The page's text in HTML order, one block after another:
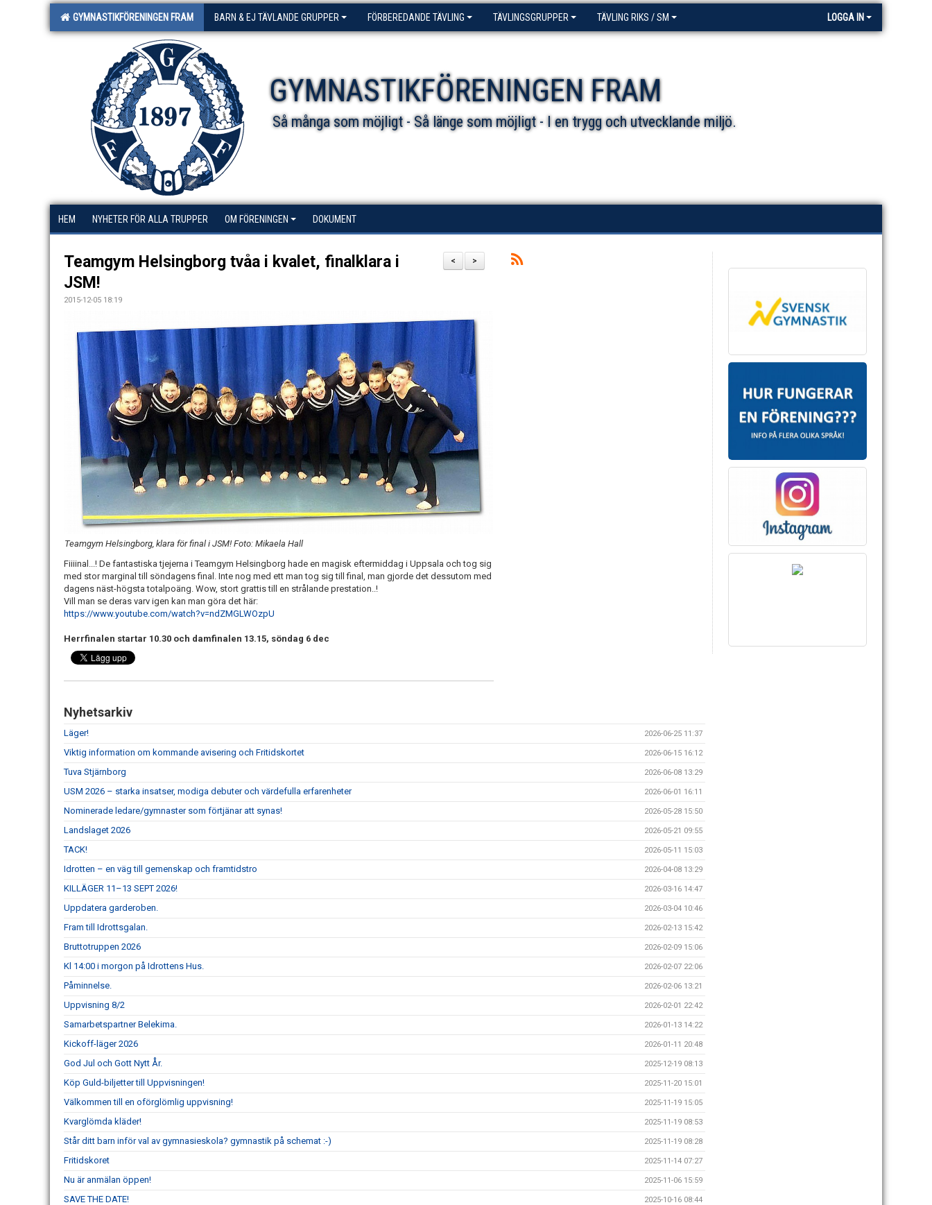
GYMNASTIKFÖRENINGEN FRAM BARN & EJ TÄVLANDE GRUPPER FÖRBEREDANDE TÄVLING TÄVLINGSGRUPPER TÄVLING RIKS / SM LOGGA IN
GYMNASTIKFÖRENINGEN FRAM
Så många som möjligt - Så länge som möjligt - I en trygg och utvecklande miljö.
HEM NYHETER FÖR ALLA TRUPPER OM FÖRENINGEN DOKUMENT
>
<
Teamgym Helsingborg tvåa i kvalet, finalklara i
JSM!
2015-12-05 18:19
Teamgym Helsingborg, klara för final i JSM! Foto: Mikaela Hall
Fiiiinal...! De fantastiska tjejerna i Teamgym Helsingborg hade en magisk eftermiddag i Uppsala och tog sig
med stor marginal till söndagens final. Inte nog med ett man tog sig till final, man gjorde det dessutom med
dagens näst-högsta totalpoäng. Wow, stort grattis till en strålande prestation..!
Vill man se deras varv igen kan man göra det här:
https://www.youtube.com/watch?v=ndZMGLWOzpU
Herrfinalen startar 10.30 och damfinalen 13.15, söndag 6 dec
Nyhetsarkiv
Läger! 2026-06-25 11:37
Viktig information om kommande avisering och Fritidskortet 2026-06-15 16:12
Tuva Stjärnborg 2026-06-08 13:29
USM 2026 – starka insatser, modiga debuter och värdefulla erfarenheter 2026-06-01 16:11
Nominerade ledare/gymnaster som förtjänar att synas! 2026-05-28 15:50
Landslaget 2026 2026-05-21 09:55
TACK! 2026-05-11 15:03
Idrotten – en väg till gemenskap och framtidstro 2026-04-08 13:29
KILLÄGER 11–13 SEPT 2026! 2026-03-16 14:47
Uppdatera garderoben. 2026-03-04 10:46
Fram till Idrottsgalan. 2026-02-13 15:42
Bruttotruppen 2026 2026-02-09 15:06
Kl 14:00 i morgon på Idrottens Hus. 2026-02-07 22:06
Påminnelse. 2026-02-06 13:21
Uppvisning 8/2 2026-02-01 22:42
Samarbetspartner Belekima. 2026-01-13 14:22
Kickoff-läger 2026 2026-01-11 20:48
God Jul och Gott Nytt År. 2025-12-19 08:13
Köp Guld-biljetter till Uppvisningen! 2025-11-20 15:01
Välkommen till en oförglömlig uppvisning! 2025-11-19 15:05
Kvarglömda kläder! 2025-11-19 08:53
Står ditt barn inför val av gymnasieskola? gymnastik på schemat :-) 2025-11-19 08:28
Fritidskoret 2025-11-14 07:27
Nu är anmälan öppen! 2025-11-06 15:59
SAVE THE DATE! 2025-10-16 08:44